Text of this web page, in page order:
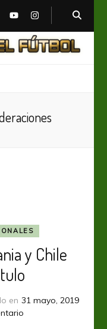
y Chile
en 31 mayo, 2019
en